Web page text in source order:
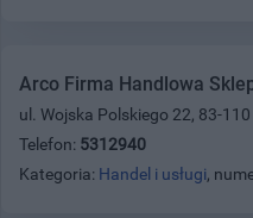
Arco Firma Handlowa
ul. Wojska Polskiego 22, 83-110
Telefon: 5312940
Kategoria: Handel i usługi,